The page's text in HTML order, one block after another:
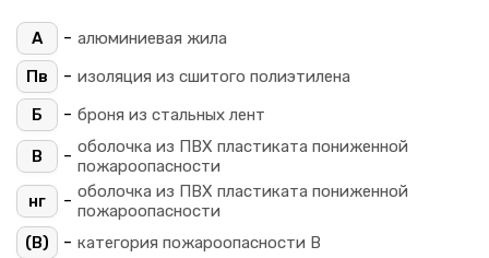
А - алюминиевая жила
Пв
- изоляция из сшитого полиэтилена
Б
- броня из стальных лент
В - оболочка из ПВХ пластиката пониженной
пожароопасности
нг
- оболочка из ПВХ пластиката пониженной
пожароопасности
(B)
- категория пожароопасности B